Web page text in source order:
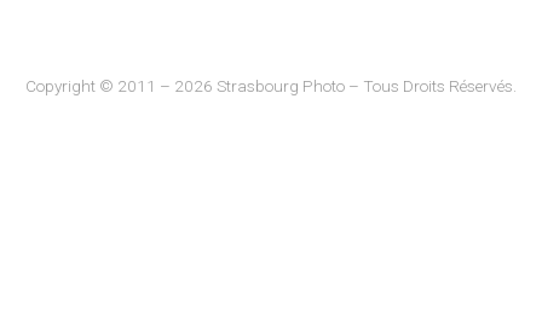
Copyright © 2011 – 2026 Strasbourg Photo – Tous Droits Réservés.